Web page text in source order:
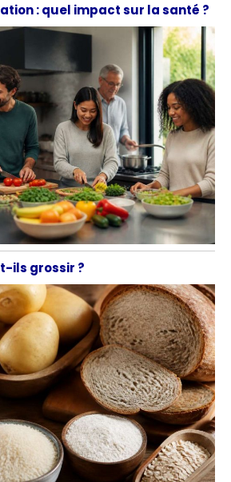
: quel impact sur la santé ?
ils grossir ?